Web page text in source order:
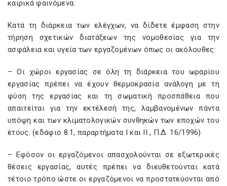
καιρικά φαινόμενα.
Κατά τη διάρκεια των ελέγχων, να δίδετε έμφαση στην
τήρηση σχετικών διατάξεων της νομοθεσίας για την
ασφάλεια και υγεία των εργαζομένων όπως οι ακόλουθες:
– Οι χώροι εργασίας σε όλη τη διάρκεια του ωραρίου
εργασίας πρέπει να έχουν θερμοκρασία ανάλογη με τη
φύση της εργασίας και τη σωματική προσπάθεια που
απαιτείται για την εκτέλεσή της, λαμβανομένων πάντα
υπόψη και των κλιματολογικών συνθηκών των εποχών του
έτους. (εδάφιο 8.1, παραρτήματα Ι και ΙΙ , Π.Δ. 16/1996)
– Εφόσον οι εργαζόμενοι απασχολούνται σε εξωτερικές
θέσεις εργασίας, αυτές πρέπει να διευθετούνται κατά
τέτοιο τρόπο ώστε οι εργαζόμενοι να προστατεύονται από